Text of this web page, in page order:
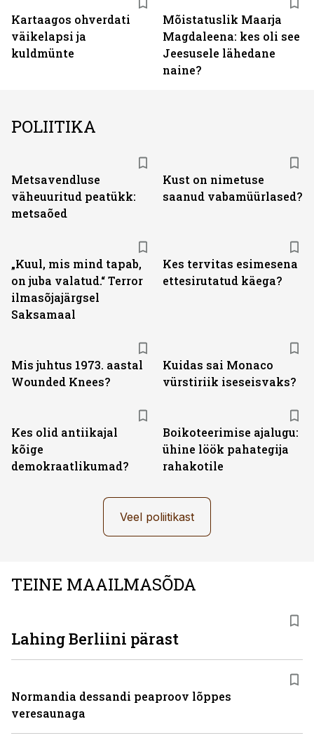
Kartaagos ohverdati
väikelapsi ja
kuldmünte
Mõistatuslik Maarja
Magdaleena: kes oli see
Jeesusele lähedane
naine?
POLIITIKA
Metsavendluse
väheuuritud peatükk:
metsaõed
Kust on nimetuse
saanud vabamüürlased?
„Kuul, mis mind tapab,
on juba valatud.“ Terror
ilmasõjajärgsel
Saksamaal
Kes tervitas esimesena
ettesirutatud käega?
Mis juhtus 1973. aastal
Wounded Knees?
Kuidas sai Monaco
vürstiriik iseseisvaks?
Kes olid antiikajal
kõige
demokraatlikumad?
Boikoteerimise ajalugu:
ühine löök pahategija
rahakotile
Veel poliitikast
TEINE MAAILMASÕDA
Lahing Berliini pärast
Normandia dessandi peaproov lõppes
veresaunaga